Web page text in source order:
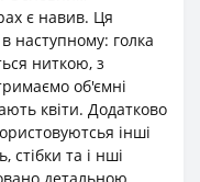
є навив. Ця
наступному: голка
ниткою, з
об'ємні
квіти. Додатково
інші
стібки та і нші